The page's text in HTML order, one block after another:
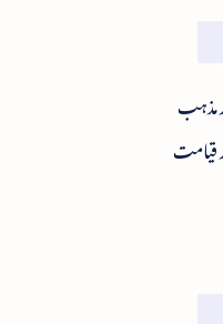
مذہب
قیامت